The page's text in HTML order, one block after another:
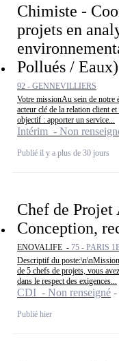
Chimiste -
projets en
Pollués /
92 - GENNEVILLIERS
Votre missionAu sein de notre
acteur clé de la relation client
objectif : apporter un service...
Intérim - Non
Publié il y a plus de 30 jours
Chef de
Conception,
ENOVALIFE - 75 - PARIS
Descriptif du
de 5 chefs de projets, vous
dans le respect des exigences...
CDI - Non renseigné
Publié hier